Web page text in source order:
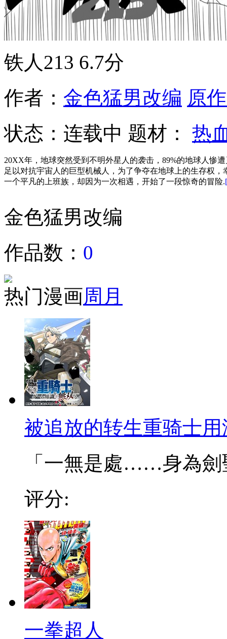
铁人213 6.7分
作者： 金色猛男改编 原
状态： 连载中 题材： 热
20XX年，地球突然受到不明外星人的袭击，89%的地球人惨
足以对抗宇宙人的巨型机械人，为了争夺在地球上的生存权
一个平凡的上班族，却因为一次相遇，开始了一段惊奇的冒险.
金色猛男改编
作品数： 0
热门漫画周 月
被追放的转生重骑士
「一無是處……身為劍
评分:
一拳超人